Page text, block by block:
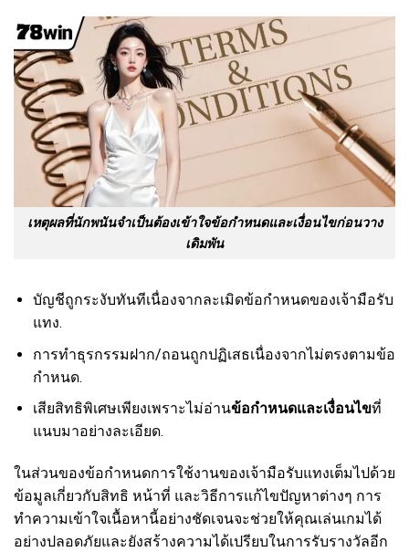
เหตุผลที่นักพนันจำเป็นต้องเข้าใจข้อกำหนดและเงื่อนไขก่อนวาง
เดิมพัน
บัญชีถูกระงับทันทีเนื่องจากละเมิดข้อกำหนดของเจ้ามือรับ
แทง.
การทำธุรกรรมฝาก/ถอนถูกปฏิเสธเนื่องจากไม่ตรงตามข้อ
กำหนด.
เสียสิทธิพิเศษเพียงเพราะไม่อ่านข้อกำหนดและเงื่อนไขที่
แนบมาอย่างละเอียด.
ในส่วนของข้อกำหนดการใช้งานของเจ้ามือรับแทงเต็มไปด้วย
ข้อมูลเกี่ยวกับสิทธิ หน้าที่ และวิธีการแก้ไขปัญหาต่างๆ การ
ทำความเข้าใจเนื้อหานี้อย่างชัดเจนจะช่วยให้คุณเล่นเกมได้
อย่างปลอดภัยและยังสร้างความได้เปรียบในการรับรางวัลอีก